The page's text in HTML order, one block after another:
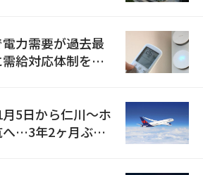
力需要が過去最
給対応体制を点
5日から仁川〜ホ
…3年2ヶ月ぶり